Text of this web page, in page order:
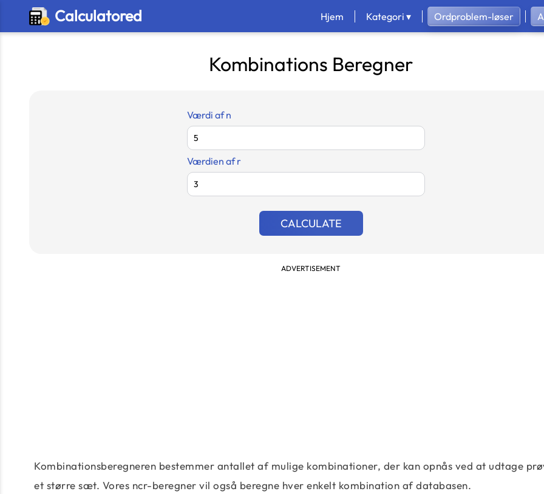
Calculatored Hjem Kategori ▾ Ordproblem-løser
Kombinations Beregner
Værdi af n
Værdien af r
CALCULATE
ADVERTISEMENT
Kombinationsberegneren bestemmer antallet af mulige kombinationer, der kan opnås ved at udtage
et større sæt. Vores ncr-beregner vil også beregne hver enkelt kombination af databasen.